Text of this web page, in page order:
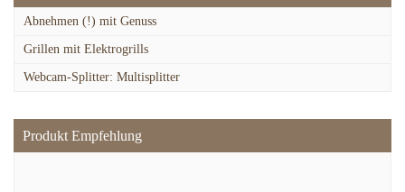
Abnehmen (!) mit Genuss
Grillen mit Elektrogrills
Webcam-Splitter: Multisplitter
Produkt Empfehlung